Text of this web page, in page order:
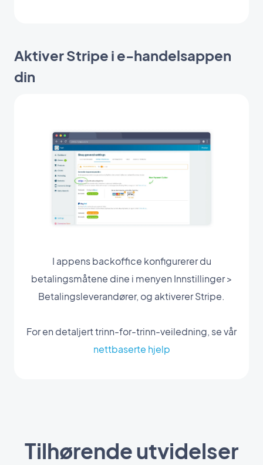
Aktiver Stripe i e-handelsappen
din
I appens backoffice konfigurerer du
betalingsmåtene dine i menyen Innstillinger >
Betalingsleverandører, og aktiverer Stripe.
For en detaljert trinn-for-trinn-veiledning, se vår
nettbaserte hjelp
Tilhørende utvidelser